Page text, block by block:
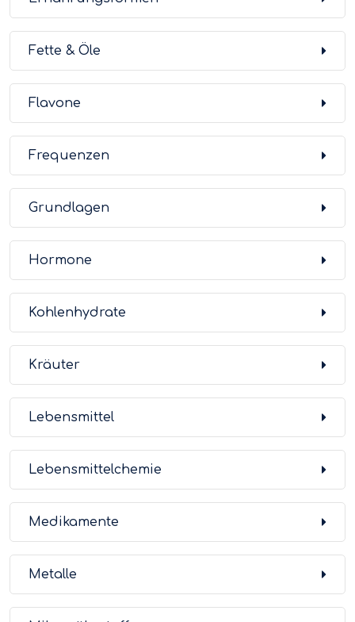
Fette & Öle
Flavone
Frequenzen
Grundlagen
Hormone
Kohlenhydrate
Kräuter
Lebensmittel
Lebensmittelchemie
Medikamente
Metalle